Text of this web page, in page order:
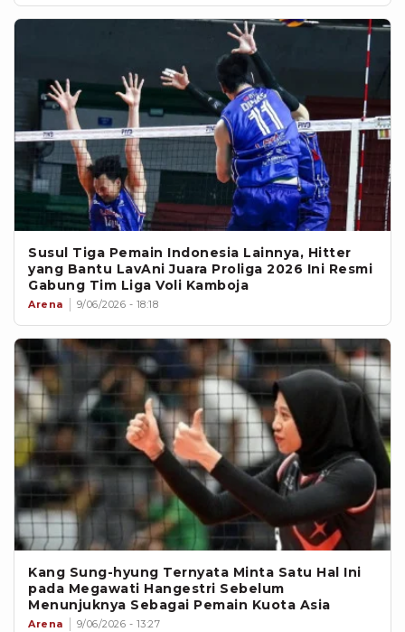
Susul Tiga Pemain Indonesia Lainnya, Hitter
yang Bantu LavAni Juara Proliga 2026 Ini Resmi
Gabung Tim Liga Voli Kamboja
Arena 9/06/2026 - 18:18
Kang Sung-hyung Ternyata Minta Satu Hal Ini
pada Megawati Hangestri Sebelum
Menunjuknya Sebagai Pemain Kuota Asia
Arena 9/06/2026 - 13:27